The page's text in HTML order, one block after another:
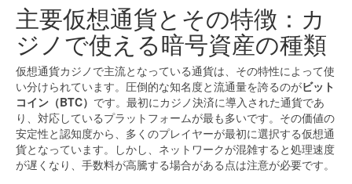
主要仮想通貨とその特徴：カ
ジノで使える暗号資産の種類
仮想通貨カジノで主流となっている通貨は、その特性によって使
い分けられています。圧倒的な知名度と流通量を誇るのがビット
コイン（BTC） です。最初にカジノ決済に導入された通貨であ
り、対応しているプラットフォームが最も多いです。その価値の
安定性と認知度から、多くのプレイヤーが最初に選択する仮想通
貨となっています。しかし、ネットワークが混雑すると処理速度
が遅くなり、手数料が高騰する場合がある点は注意が必要です。